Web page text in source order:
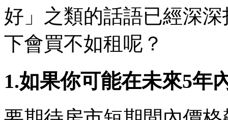
好」之類的話語已經深
下會買不如租呢？
1.如果你可能在未來5年